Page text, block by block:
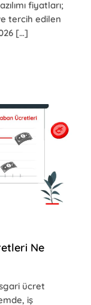
fiyatları;
tercih edilen
[…]
Ne
ücret
iş